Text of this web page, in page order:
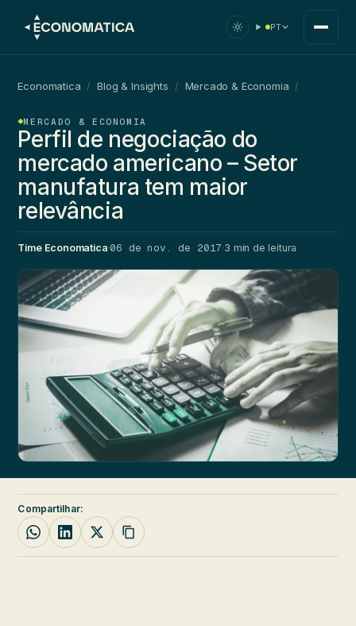
PT
Economatica / Blog & Insights / Mercado & Economia /
MERCADO & ECONOMIA
Perfil de negociação do
mercado americano – Setor
manufatura tem maior
relevância
Time Economatica·06 de nov. de 2017·3 min de leitura
Compartilhar: